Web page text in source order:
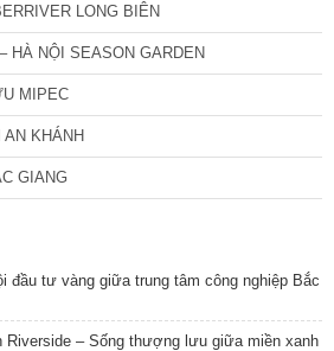
LONG BIÊN
HÀ NỘI SEASON GARDEN
MIPEC
AN KHÁNH
GIANG
đầu tư vàng giữa trung tâm công nghiệp Bắc
Riverside – Sống thượng lưu giữa miền xanh